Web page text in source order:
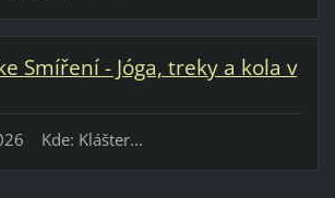
Smíření - Jóga, treky a kola v
Kde: Klášter...